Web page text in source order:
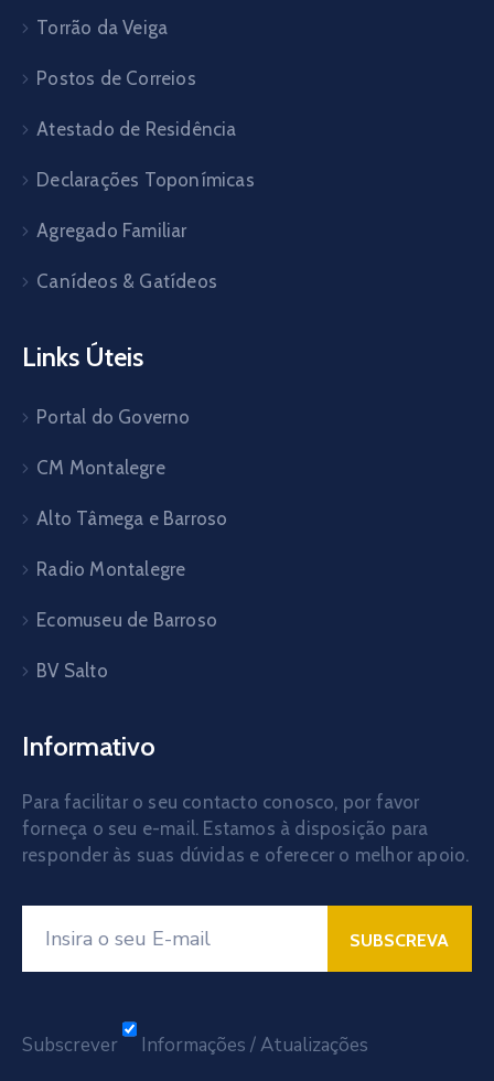
Torrão da Veiga
Postos de Correios
Atestado de Residência
Declarações Toponímicas
Agregado Familiar
Canídeos & Gatídeos
Links Úteis
Portal do Governo
CM Montalegre
Alto Tâmega e Barroso
Radio Montalegre
Ecomuseu de Barroso
BV Salto
Informativo
Para facilitar o seu contacto conosco, por favor
forneça o seu e-mail. Estamos à disposição para
responder às suas dúvidas e oferecer o melhor apoio.
Subscrever Informações / Atualizações